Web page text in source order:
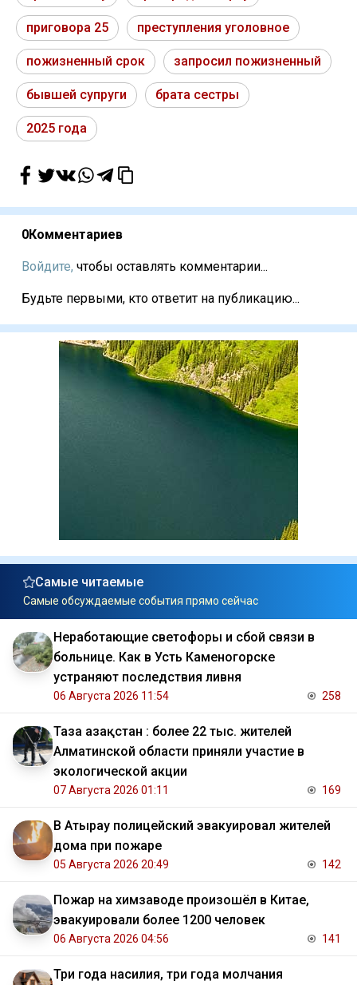
приговора 25 преступления уголовное
пожизненный срок запросил пожизненный
бывшей супруги брата сестры
2025 года
0Комментариев
Войдите, чтобы оставлять комментарии...
Будьте первыми, кто ответит на публикацию...
Самые читаемые
Самые обсуждаемые события прямо сейчас
Неработающие светофоры и сбой связи в
больнице. Как в Усть Каменогорске
устраняют последствия ливня
06 Августа 2026 11:54 258
Таза Қазақстан : более 22 тыс. жителей
Алматинской области приняли участие в
экологической акции
07 Августа 2026 01:11 169
В Атырау полицейский эвакуировал жителей
дома при пожаре
05 Августа 2026 20:49 142
Пожар на химзаводе произошёл в Китае,
эвакуировали более 1200 человек
06 Августа 2026 04:56 141
Три года насилия, три года молчания